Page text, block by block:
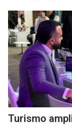
Turismo